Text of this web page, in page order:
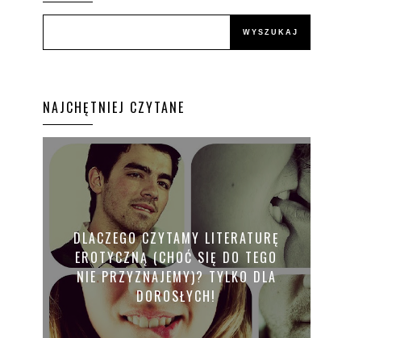
NAJCHĘTNIEJ CZYTANE
DLACZEGO CZYTAMY LITERATURĘ
EROTYCZNĄ (CHOĆ SIĘ DO TEGO
NIE PRZYZNAJEMY)? TYLKO DLA
DOROSŁYCH!